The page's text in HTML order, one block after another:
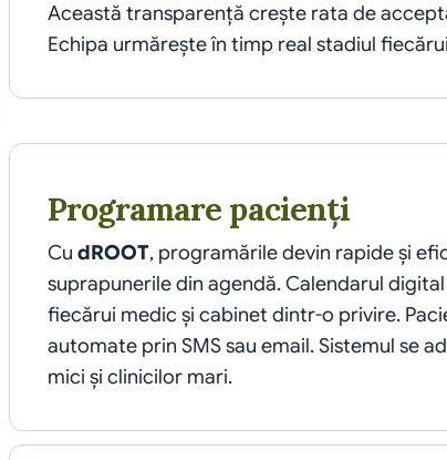
Această transparență crește rata de
Echipa urmărește în timp real stadiul
Programare pacienți
Cu dROOT, programările devin rapide și
suprapunerile din agendă. Calendarul
fiecărui medic și cabinet dintr-o privire.
automate prin SMS sau email. Sistemul se
mici și clinicilor mari.